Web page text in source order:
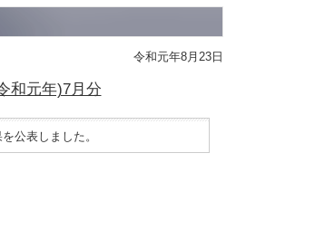
令和元年8月23日
和元年)7月分
公表しました。